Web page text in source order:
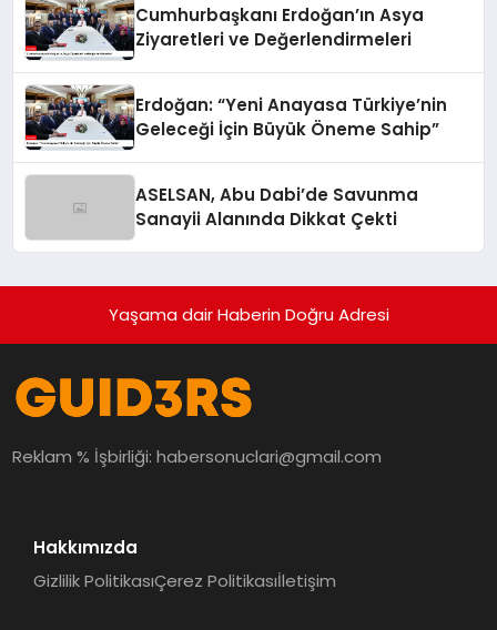
Cumhurbaşkanı Erdoğan’ın Asya
Ziyaretleri ve Değerlendirmeleri
Erdoğan: “Yeni Anayasa Türkiye’nin
Geleceği İçin Büyük Öneme Sahip”
ASELSAN, Abu Dabi’de Savunma
Sanayii Alanında Dikkat Çekti
Yaşama dair Haberin Doğru Adresi
Reklam % İşbirliği:habersonuclari@gmail.com
Hakkımızda
Gizlilik PolitikasıÇerez Politikasıİletişim